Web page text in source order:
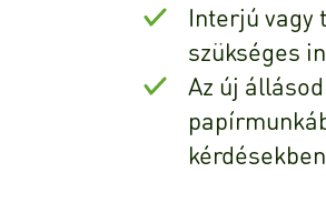
Interjú vagy
szükséges
Az új